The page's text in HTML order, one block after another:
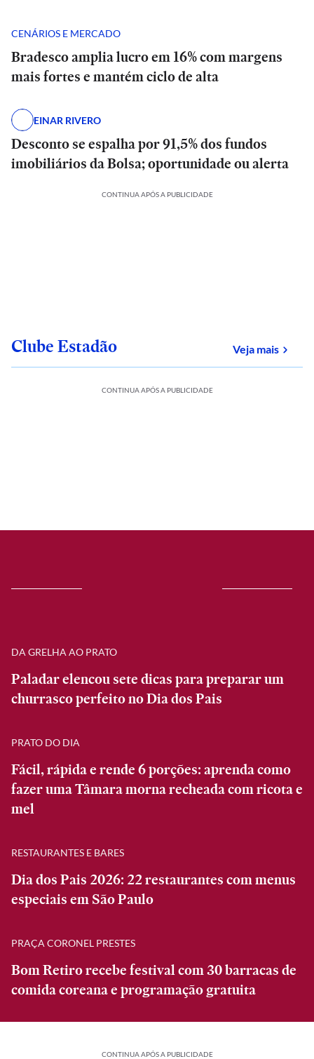
CENÁRIOS E MERCADO
Bradesco amplia lucro em 16% com margens
mais fortes e mantém ciclo de alta
EINAR RIVERO
Desconto se espalha por 91,5% dos fundos
imobiliários da Bolsa; oportunidade ou alerta
CONTINUA APÓS A PUBLICIDADE
Clube Estadão Veja maissobre
CONTINUA APÓS A PUBLICIDADE
DA GRELHA AO PRATO
Paladar elencou sete dicas para preparar um
churrasco perfeito no Dia dos Pais
PRATO DO DIA
Fácil, rápida e rende 6 porções: aprenda como
fazer uma Tâmara morna recheada com ricota e
mel
RESTAURANTES E BARES
Dia dos Pais 2026: 22 restaurantes com menus
especiais em São Paulo
PRAÇA CORONEL PRESTES
Bom Retiro recebe festival com 30 barracas de
comida coreana e programação gratuita
CONTINUA APÓS A PUBLICIDADE